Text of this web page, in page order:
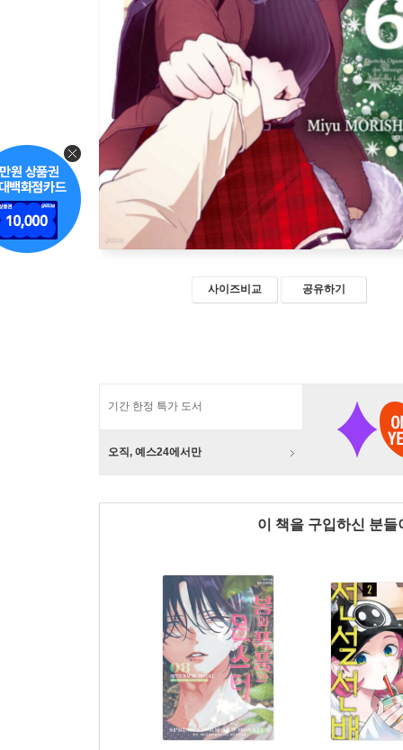
사이즈비교 공유하기
기간 한정 특가 도서
오직, 예스24에서만
이 책을 구입하신 분